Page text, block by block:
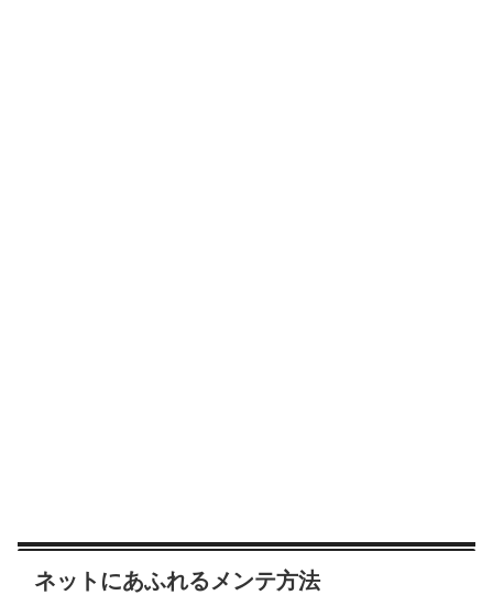
ネットにあふれるメンテ方法